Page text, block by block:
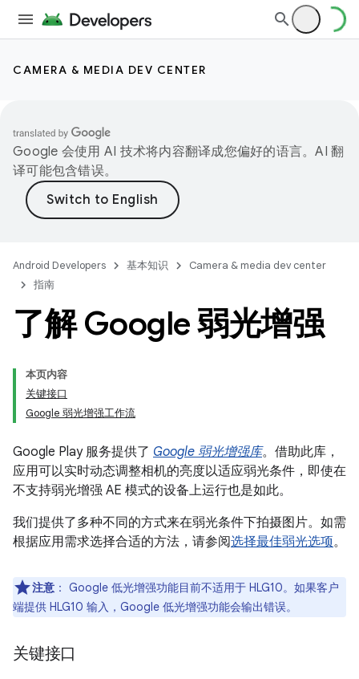
CAMERA & MEDIA DEV CENTER
Google 会使用 AI 技术将内容翻译成您偏好的语言。AI 翻
译可能包含错误。
Android Developers 基本知识
Camera & media dev center
指南
了解 Google 弱光增强
本页内容
关键接口
Google 弱光增强工作流
Google Play 服务提供了 Google 弱光增强库。借助此库，
应用可以实时动态调整相机的亮度以适应弱光条件，即使在
不支持弱光增强 AE 模式的设备上运行也是如此。
我们提供了多种不同的方式来在弱光条件下拍摄图片。如需
根据应用需求选择合适的方法，请参阅选择最佳弱光选项。
注意 ： Google 低光增强功能目前不适用于 HLG10。如果客户
端提供 HLG10 输入，Google 低光增强功能会输出错误。
关键接口